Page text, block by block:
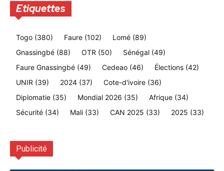
Etiquettes
Togo (380) Faure (102) Lomé (89)
Gnassingbé (88) OTR (50) Sénégal (49)
Faure Gnassingbé (49) Cedeao (46) Élections (42)
UNIR (39) 2024 (37) Cote-d'ivoire (36)
Diplomatie (35) Mondial 2026 (35) Afrique (34)
Sécurité (34) Mali (33) CAN 2025 (33) 2025 (33)
Publicité